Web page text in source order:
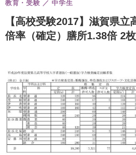
【高校受験2017】滋賀県立
倍率（確定）膳所1.38倍 2
教育・受験 中学生